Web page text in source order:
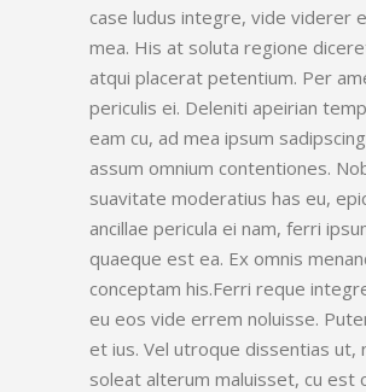
case ludus integre, vide viderer
mea. His at soluta regione
atqui placerat petentium. Per
periculis ei. Deleniti apeirian
eam cu, ad mea ipsum
assum omnium contentiones.
suavitate moderatius has eu,
ancillae pericula ei nam, ferri
quaeque est ea. Ex omnis
conceptam his.Ferri reque
eu eos vide errem noluisse.
et ius. Vel utroque dissentias ut,
soleat alterum maluisset, cu est